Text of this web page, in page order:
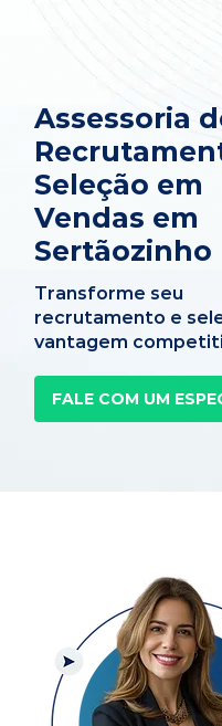
Assessoria
Seleção em
Vendas em
Sertãozinho
Transforme seu
recrutamento e
vantagem
FALE COM UM